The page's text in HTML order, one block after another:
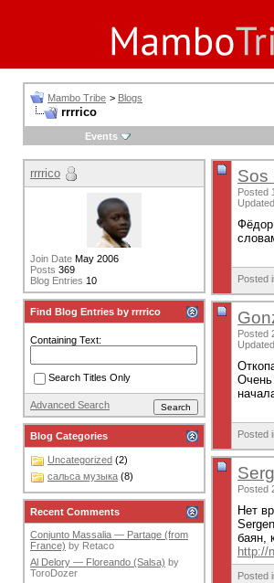
Mambo Tribe > Blogs
rrrrico
Events
Sos
Posted
Фёдор
Posted
Posted
Очень
Posted
Posted
Нет
баян,
http://
Posted
rrrrico
Join Date May 2006
Posts 369
Blog Entries 10
Find Blog Entries by rrrrico
Containing Text:
Search Titles Only
Advanced Search
Blog Categories
Uncategorized (2)
сальса музыка (8)
Recent Comments
Conjunto Massalia — Partage (from
France) by Retaco
Al Delory — Floreando (Salsa) by
ToroDozer